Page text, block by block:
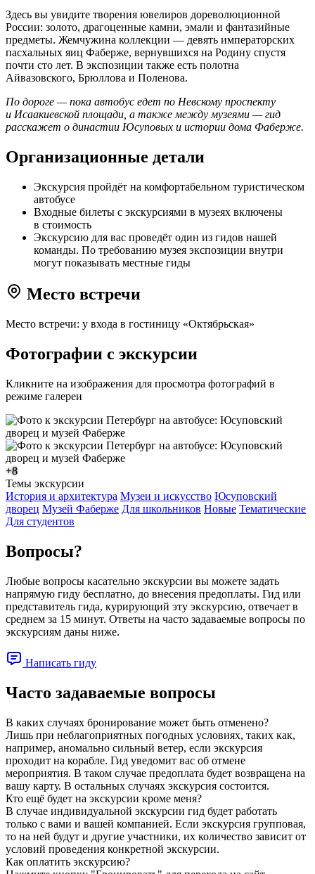
Здесь вы увидите творения ювелиров дореволюционной
России: золото, драгоценные камни, эмали и фантазийные
предметы. Жемчужина коллекции — девять императорских
пасхальных яиц Фаберже, вернувшихся на Родину спустя
почти сто лет. В экспозиции также есть полотна
Айвазовского, Брюллова и Поленова.
По дороге — пока автобус едет по Невскому проспекту
и Исаакиевской площади, а также между музеями — гид
расскажет о династии Юсуповых и истории дома Фаберже.
Организационные детали
Экскурсия пройдёт на комфортабельном туристическом
автобусе
Входные билеты с экскурсиями в музеях включены
в стоимость
Экскурсию для вас проведёт один из гидов нашей
команды. По требованию музея экспозиции внутри
могут показывать местные гиды
Место встречи
Место встречи: у входа в гостиницу «Октябрьская»
Фотографии с экскурсии
Кликните на изображения для просмотра фотографий в
режиме галереи
+8
Темы экскурсии
История и архитектура Музеи и искусство Юсуповский
дворец Музей Фаберже Для школьников Новые Тематические
Для студентов
Вопросы?
Любые вопросы касательно экскурсии вы можете задать
напрямую гиду бесплатно, до внесения предоплаты. Гид или
представитель гида, курирующий эту экскурсию, отвечает в
среднем за 15 минут. Ответы на часто задаваемые вопросы по
экскурсиям даны ниже.
Написать гиду
Часто задаваемые вопросы
В каких случаях бронирование может быть отменено?
Лишь при неблагоприятных погодных условиях, таких как,
например, аномально сильный ветер, если экскурсия
проходит на корабле. Гид уведомит вас об отмене
мероприятия. В таком случае предоплата будет возвращена на
вашу карту. В остальных случаях экскурсия состоится.
Кто ещё будет на экскурсии кроме меня?
В случае индивидуальной экскурсии гид будет работать
только с вами и вашей компанией. Если экскурсия групповая,
то на ней будут и другие участники, их количество зависит от
условий проведения конкретной экскурсии.
Как оплатить экскурсию?